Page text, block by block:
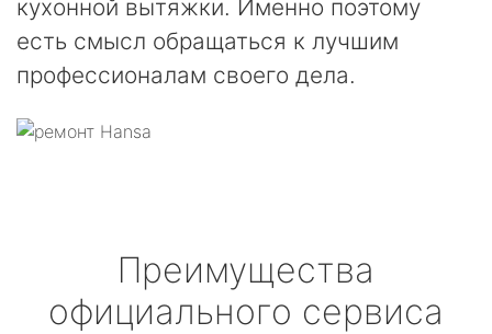
кухонной вытяжки. Именно поэтому
есть смысл обращаться к лучшим
профессионалам своего дела.
Преимущества
официального сервиса